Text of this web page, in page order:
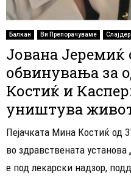
Балкан Ви Препорачуваме Слајдер
Јована Јеремиќ
обвинувања за
Костиќ и
уништува
Пејачката Мина Костиќ од
во здравствената
е под лекарски надзор,